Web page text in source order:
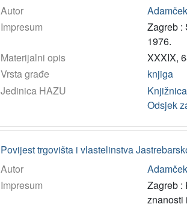
Autor
Impresum
Zagreb :
1976.
Materijalni opis
XXXIX,
Vrsta građe
knjiga
Jedinica HAZU
Odsjek
Povijest trgovišta i vlastelinstva
Autor
Impresum
Zagreb :
znanosti